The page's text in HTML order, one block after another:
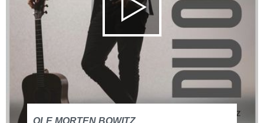
OLE MORTEN BOWITZ